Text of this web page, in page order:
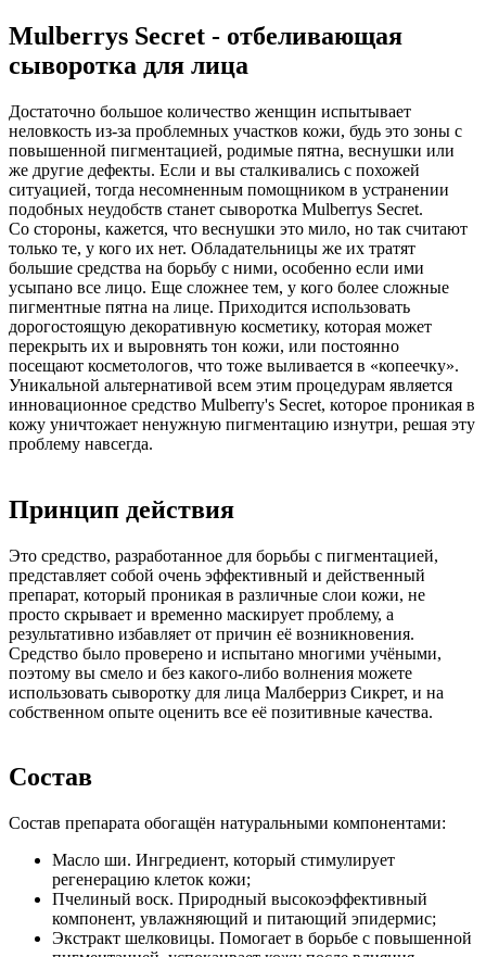
Mulberrys Secret - отбеливающая
сыворотка для лица
Достаточно большое количество женщин испытывает
неловкость из-за проблемных участков кожи, будь это зоны с
повышенной пигментацией, родимые пятна, веснушки или
же другие дефекты. Если и вы сталкивались с похожей
ситуацией, тогда несомненным помощником в устранении
подобных неудобств станет сыворотка Mulberrys Secret.
Со стороны, кажется, что веснушки это мило, но так считают
только те, у кого их нет. Обладательницы же их тратят
большие средства на борьбу с ними, особенно если ими
усыпано все лицо. Еще сложнее тем, у кого более сложные
пигментные пятна на лице. Приходится использовать
дорогостоящую декоративную косметику, которая может
перекрыть их и выровнять тон кожи, или постоянно
посещают косметологов, что тоже выливается в «копеечку».
Уникальной альтернативой всем этим процедурам является
инновационное средство Mulberry's Secret, которое проникая в
кожу уничтожает ненужную пигментацию изнутри, решая эту
проблему навсегда.
Принцип действия
Это средство, разработанное для борьбы с пигментацией,
представляет собой очень эффективный и действенный
препарат, который проникая в различные слои кожи, не
просто скрывает и временно маскирует проблему, а
результативно избавляет от причин её возникновения.
Средство было проверено и испытано многими учёными,
поэтому вы смело и без какого-либо волнения можете
использовать сыворотку для лица Малберриз Сикрет, и на
собственном опыте оценить все её позитивные качества.
Состав
Состав препарата обогащён натуральными компонентами:
Масло ши. Ингредиент, который стимулирует
регенерацию клеток кожи;
Пчелиный воск. Природный высокоэффективный
компонент, увлажняющий и питающий эпидермис;
Экстракт шелковицы. Помогает в борьбе с повышенной